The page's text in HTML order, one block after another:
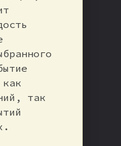
так